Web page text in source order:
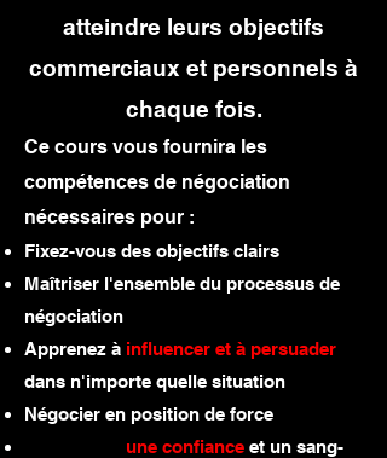
atteindre leurs objectifs
commerciaux et personnels à
chaque fois.
Ce cours vous fournira les
compétences de négociation
nécessaires pour :
Fixez-vous des objectifs clairs
Maîtriser l'ensemble du processus de
négociation
Apprenez à influencer et à persuader
dans n'importe quelle situation
Négocier en position de force
une confiance et un sang-